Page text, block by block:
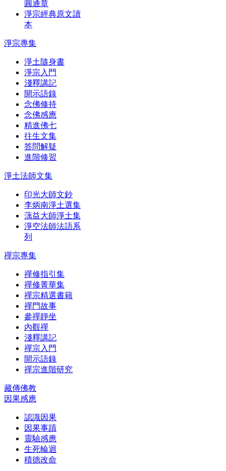
圓通章
淨宗經典原文讀
本
淨宗專集
淨土隨身書
淨宗入門
淺釋講記
開示語錄
念佛修持
念佛感應
精進佛七
往生文集
答問解疑
進階修習
淨土法師文集
印光大師文鈔
李炳南淨土選集
蕅益大師淨土集
淨空法師法語系
列
禪宗專集
禪修指引集
禪修菁華集
禪宗精選書籍
禪門故事
參禪靜坐
內觀禪
淺釋講記
禪宗入門
開示語錄
禪宗進階研究
藏傳佛教
因果感應
認識因果
因果事蹟
靈驗感應
生死輪迴
積德改命